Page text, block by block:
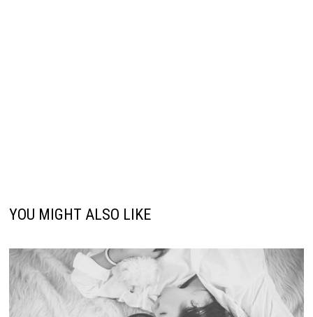
YOU MIGHT ALSO LIKE